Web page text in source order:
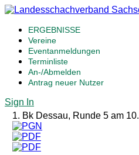
ERGEBNISSE
Vereine
Eventanmeldungen
Terminliste
An-/Abmelden
Antrag neuer Nutzer
Sign In
1. Bk Dessau, Runde 5 am